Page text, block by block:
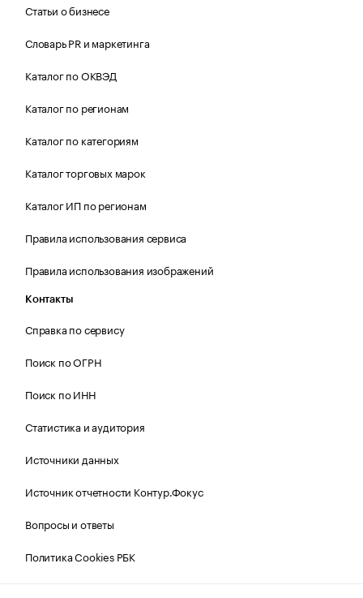
Статьи о бизнесе
Словарь PR и маркетинга
Каталог по ОКВЭД
Каталог по регионам
Каталог по категориям
Каталог торговых марок
Каталог ИП по регионам
Правила использования сервиса
Правила использования изображений
Контакты
Справка по сервису
Поиск по ОГРН
Поиск по ИНН
Статистика и аудитория
Источники данных
Источник отчетности Контур.Фокус
Вопросы и ответы
Политика Cookies РБК